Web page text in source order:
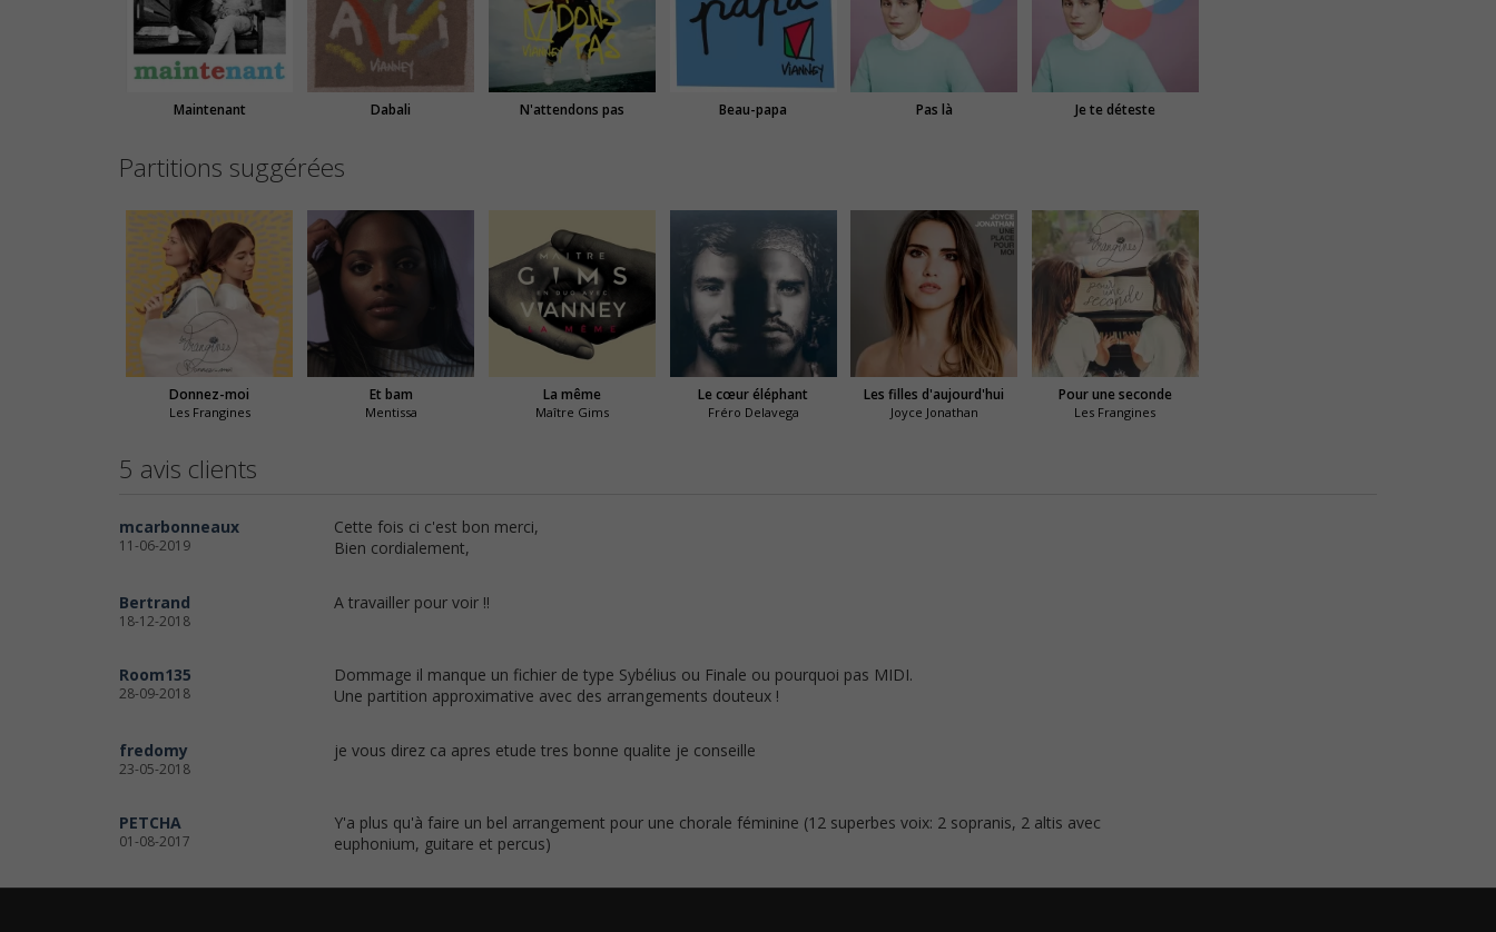
Maintenant Dabali N'attendons pas Beau-papa Pas là Je te déteste
Partitions suggérées
Donnez-moi
Les Frangines
Et bam
Mentissa
La même
Maître Gims
Le cœur éléphant
Fréro Delavega
Les filles d'aujourd'hui
Joyce Jonathan
Pour une seconde
Les Frangines
5 avis clients
mcarbonneaux
11-06-2019
Cette fois ci c'est bon merci,
Bien cordialement,
Bertrand
18-12-2018
A travailler pour voir !!
Room135
28-09-2018
Dommage il manque un fichier de type Sybélius ou Finale ou pourquoi pas MIDI.
Une partition approximative avec des arrangements douteux !
fredomy
23-05-2018
je vous direz ca apres etude tres bonne qualite je conseille
PETCHA
01-08-2017
Y'a plus qu'à faire un bel arrangement pour une chorale féminine (12 superbes voix: 2 sopranis, 2 altis avec
euphonium, guitare et percus)